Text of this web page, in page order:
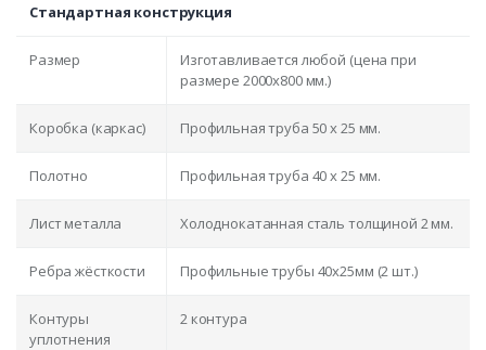
Стандартная конструкция
Размер
Изготавливается любой (цена при
размере 2000x800 мм.)
Коробка (каркас) Профильная труба 50 х 25 мм.
Полотно Профильная труба 40 х 25 мм.
Лист металла Холоднокатанная сталь толщиной 2 мм.
Ребра жёсткости Профильные трубы 40х25мм (2 шт.)
Контуры
уплотнения
2 контура